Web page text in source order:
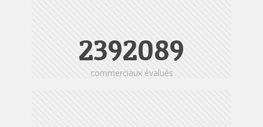
2405123
commerciaux évalués